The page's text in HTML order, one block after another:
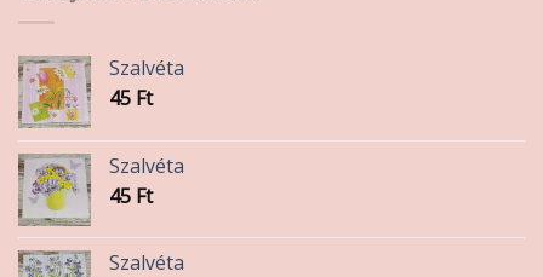
választhatók
ki
Szalvéta
45 Ft
Szalvéta
45 Ft
Szalvéta